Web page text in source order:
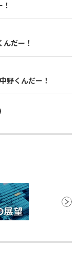
だー！
野くんだー！